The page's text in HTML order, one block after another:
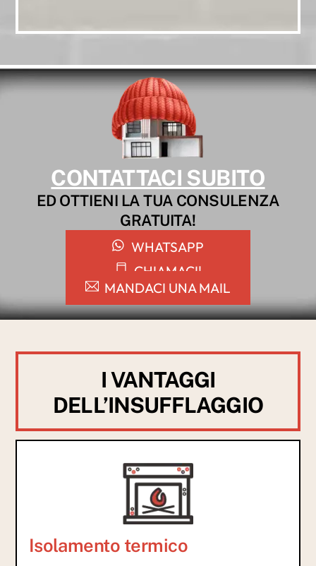
CONTATTACI SUBITO
ED OTTIENI LA TUA CONSULENZA
GRATUITA!
WHATSAPP
CHIAMACI!
MANDACI UNA MAIL
I VANTAGGI
DELL’INSUFFLAGGIO
Isolamento termico